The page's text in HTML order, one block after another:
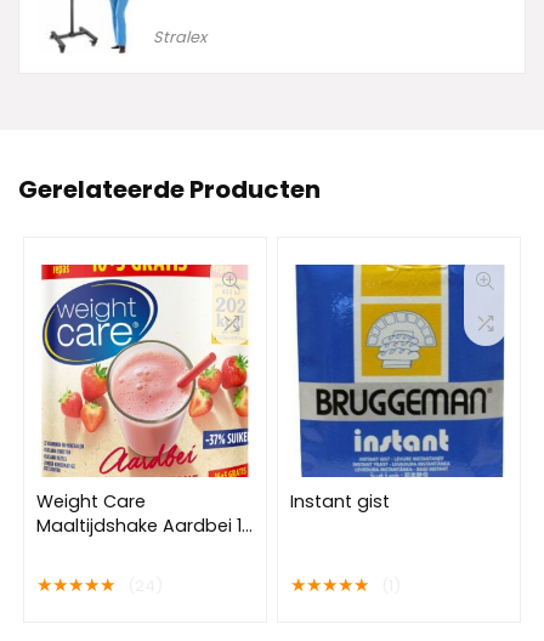
Stralex
Gerelateerde Producten
Weight Care
Maaltijdshake Aardbei 16
★★★★★
Instant gist
★★★★★